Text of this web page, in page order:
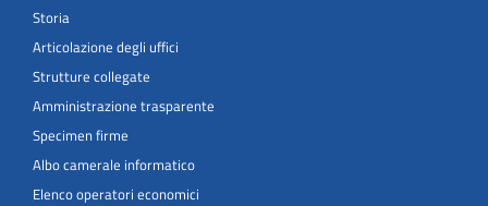
Storia
Articolazione degli uffici
Strutture collegate
Amministrazione trasparente
Specimen firme
Albo camerale informatico
Elenco operatori economici